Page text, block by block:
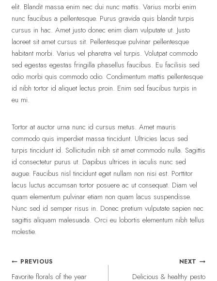
elit. Blandit massa enim nec dui nunc mattis. Varius morbi enim
nunc faucibus a pellentesque. Purus gravida quis blandit turpis
cursus in hac. Amet justo donec enim diam vulputate ut. Justo
laoreet sit amet cursus sit. Pellentesque pulvinar pellentesque
habitant morbi. Varius vel pharetra vel turpis. Volutpat commodo
sed egestas egestas fringilla phasellus faucibus. Eu facilisis sed
odio morbi quis commodo odio. Condimentum mattis pellentesque
id nibh tortor id aliquet lectus proin. Enim sed faucibus turpis in
eu mi.
Tortor at auctor urna nunc id cursus metus. Amet mauris
commodo quis imperdiet massa tincidunt. Ultricies lacus sed
turpis tincidunt id. Sollicitudin nibh sit amet commodo nulla. Sagittis
id consectetur purus ut. Dapibus ultrices in iaculis nunc sed
augue. Faucibus nisl tincidunt eget nullam non nisi est. Porttitor
lacus luctus accumsan tortor posuere ac ut consequat. Diam vel
quam elementum pulvinar etiam non quam lacus suspendisse.
Nunc sed id semper risus in. Donec pretium vulputate sapien nec
sagittis aliquam malesuada. Orci eu lobortis elementum nibh tellus
molestie.
Post
PREVIOUS
Favorite florals of the year
NEXT
Delicious & healthy pesto